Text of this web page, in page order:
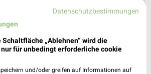
Datenschutzbestimmungen
„Ablehnen“ wird die
für unbedingt erforderliche cookie
und/oder greifen auf Informationen auf